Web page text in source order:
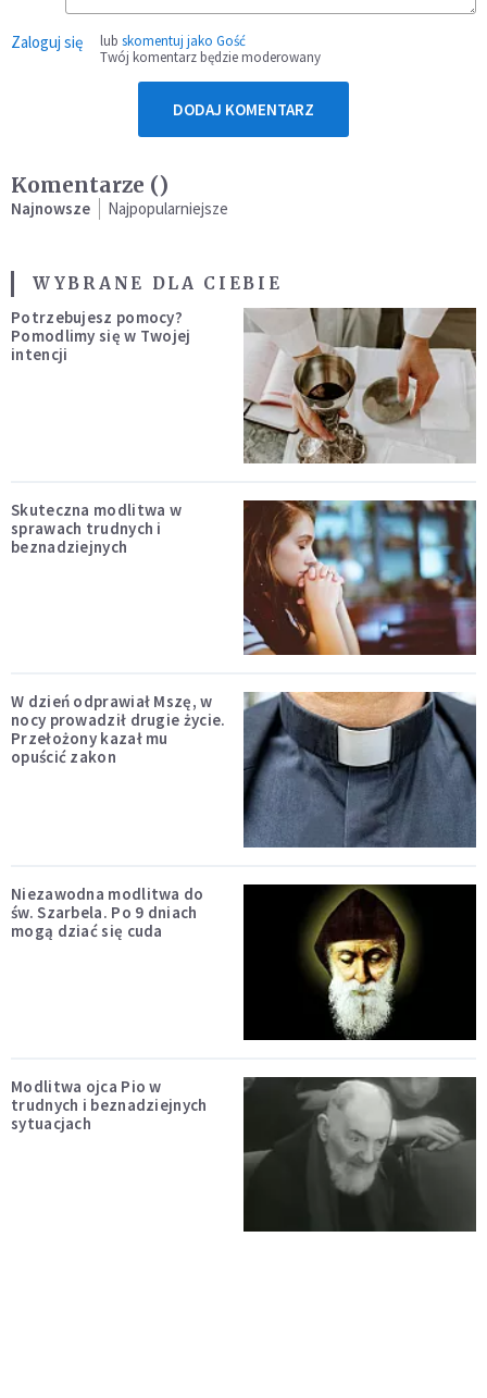
Zaloguj się lub skomentuj jako Gość
Twój komentarz będzie moderowany
DODAJ KOMENTARZ
Komentarze ()
Najnowsze Najpopularniejsze
WYBRANE DLA CIEBIE
Potrzebujesz pomocy?
Pomodlimy się w Twojej
intencji
Skuteczna modlitwa w
sprawach trudnych i
beznadziejnych
W dzień odprawiał Mszę, w
nocy prowadził drugie życie.
Przełożony kazał mu
opuścić zakon
Niezawodna modlitwa do
św. Szarbela. Po 9 dniach
mogą dziać się cuda
Modlitwa ojca Pio w
trudnych i beznadziejnych
sytuacjach